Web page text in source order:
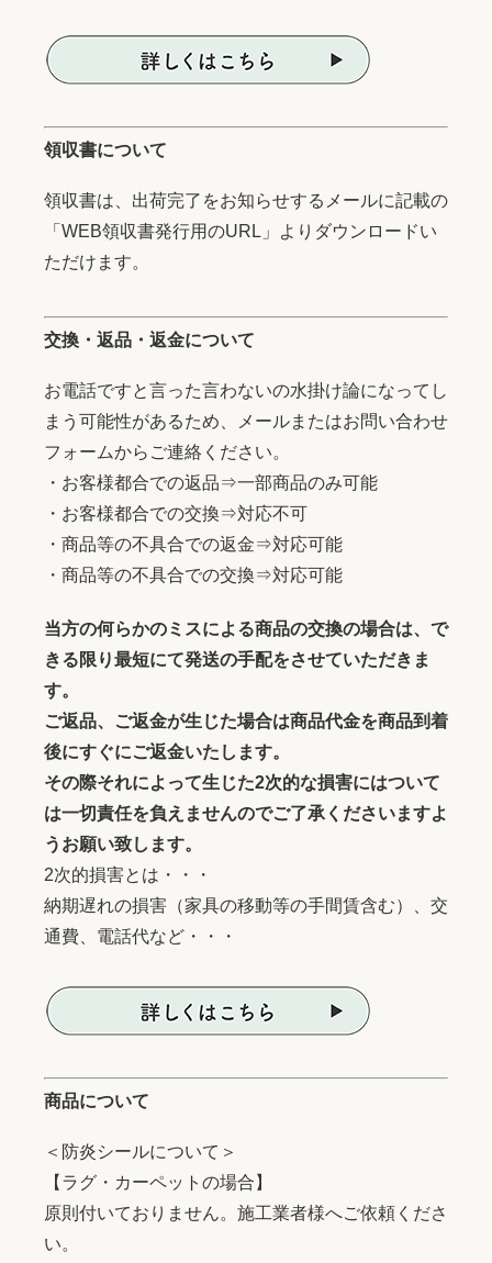
領収書について
領収書は、出荷完了をお知らせするメールに記載の
「WEB領収書発行用のURL」よりダウンロードい
ただけます。
交換・返品・返金について
お電話ですと言った言わないの水掛け論になってし
まう可能性があるため、メールまたはお問い合わせ
フォームからご連絡ください。
・お客様都合での返品⇒一部商品のみ可能
・お客様都合での交換⇒対応不可
・商品等の不具合での返金⇒対応可能
・商品等の不具合での交換⇒対応可能
当方の何らかのミスによる商品の交換の場合は、で
きる限り最短にて発送の手配をさせていただきま
す。
ご返品、ご返金が生じた場合は商品代金を商品到着
後にすぐにご返金いたします。
その際それによって生じた2次的な損害にはついて
は一切責任を負えませんのでご了承くださいますよ
うお願い致します。
2次的損害とは・・・
納期遅れの損害（家具の移動等の手間賃含む）、交
通費、電話代など・・・
商品について
＜防炎シールについて＞
【ラグ・カーペットの場合】
原則付いておりません。施工業者様へご依頼くださ
い。